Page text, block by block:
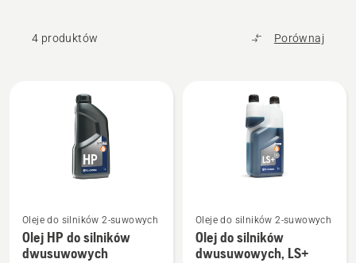
4 produktów Porównaj
Wszystkie
produkty
więcej
szczegółów
Oleje do silników 2-suwowych
Olej HP do silników
dwusuwowych
więcej
szczegółów
Oleje do silników 2-suwowych
Olej do silników
dwusuwowych, LS+